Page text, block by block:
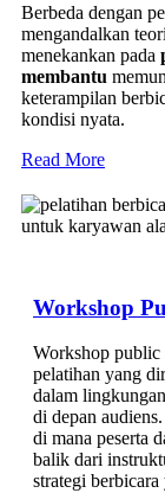
Berbeda dengan
mengandalkan
menekankan pada
membantu
keterampilan
kondisi nyata.
Read More
Workshop
Workshop public
pelatihan yang
dalam
di depan
di mana peserta
balik dari
strategi